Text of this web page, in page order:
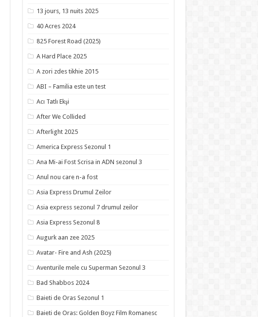
13 jours, 13 nuits 2025
40 Acres 2024
825 Forest Road (2025)
A Hard Place 2025
A zori zdes tikhie 2015
ABI – Familia este un test
Acı Tatlı Ekşi
After We Collided
Afterlight 2025
America Express Sezonul 1
Ana Mi-ai Fost Scrisa in ADN sezonul 3
Anul nou care n-a fost
Asia Express Drumul Zeilor
Asia express sezonul 7 drumul zeilor
Asia Express Sezonul 8
Augurk aan zee 2025
Avatar- Fire and Ash (2025)
Aventurile mele cu Superman Sezonul 3
Bad Shabbos 2024
Baieti de Oras Sezonul 1
Baieti de Oras: Golden Boyz Film Romanesc